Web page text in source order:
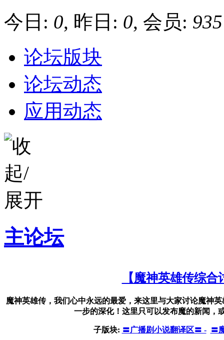
今日: 0, 昨日: 0, 会员: 935
论坛版块
论坛动态
应用动态
主论坛
【魔神英雄传综合
魔神英雄传，我们心中永远的最爱，来这里与大家讨论魔神
一步的深化！这里只可以发布魔的新闻，
子版块: 〓广播剧小说翻译区〓 - 〓